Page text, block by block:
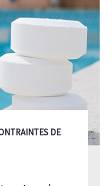
DE